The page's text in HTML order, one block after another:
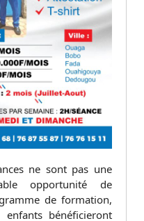
ne sont pas une
opportunité de
de formation,
bénéficieront